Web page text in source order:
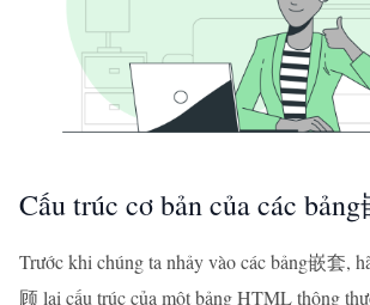
Cấu trúc cơ bản của các
Trước khi chúng ta nhảy vào các bảng嵌套,
顾 lại cấu trúc của một bảng HTML thông